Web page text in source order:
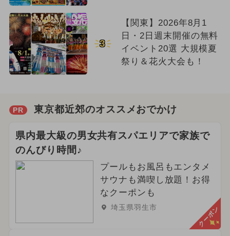
3
【関東】2026年8月1
日・2日週末開催の無料
イベント20選 大規模夏
祭り＆花火大会も！
PR 東京都近郊のオススメおでかけ
県内最大級の男女共有スパエリアで家族で
のんびり時間♪
プールもお風呂もエンタメ
サウナも満喫し放題！お得
なクーポンも
埼玉県羽生市 クーポン